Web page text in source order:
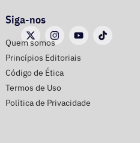
Siga-nos
Quem somos
Princípios Editoriais
Código de Ética
Termos de Uso
Política de Privacidade